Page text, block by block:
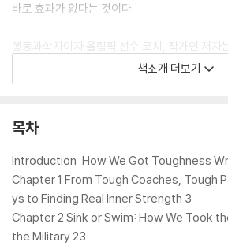
바로 효과가 없다는 것이다.
행동과학자이자 올림픽 선수 코치, 작가인 저자
리학에 바탕을 둔 회복탄력성 모델을 다시 제안
도전을 극복하는 데 도움이 되는 새로운 종류의
같은 우리들의 생리적, 감정적, 심리적 반응에 주
로도 통하는 면이 있지만, 가짜 강인함은 그렇
면의 힘을 기르기 위해 진정한 강인함의 네 가
제공한다.
첫째, 허상을 버리고 현실을 받아들여 대비하라
책소개 더보기
목차
Introduction: How We Got Toughness
Chapter 1 From Tough Coaches, Tough
ys to Finding Real Inner Strength 3
Chapter 2 Sink or Swim: How We Took
the Military 23